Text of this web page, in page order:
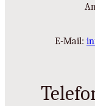
E-Mail: